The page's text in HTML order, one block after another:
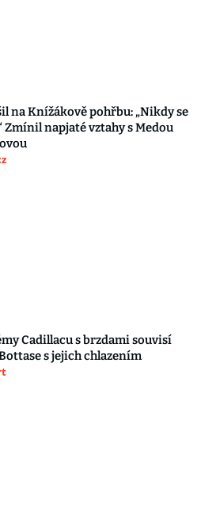
na Knížákově pohřbu: „Nikdy se
Zmínil napjaté vztahy s Medou
Cadillacu s brzdami souvisí
s jejich chlazením